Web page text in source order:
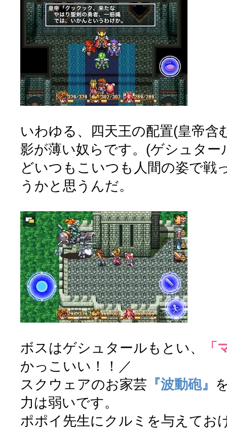
いわゆる、四天王の配置(皇帝含
影が薄い奴らです。(ゲシュター
どいつもこいつも人間の姿で戦
うかと思うんだ。
ボスはゲシュタールもとい、
かっこいい！！／
スクウェアのお家芸 『波動砲』
力は弱いです。
ポポイ先生にクルミを与えてお